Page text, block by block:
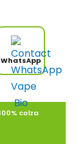
WhatsApp
colza